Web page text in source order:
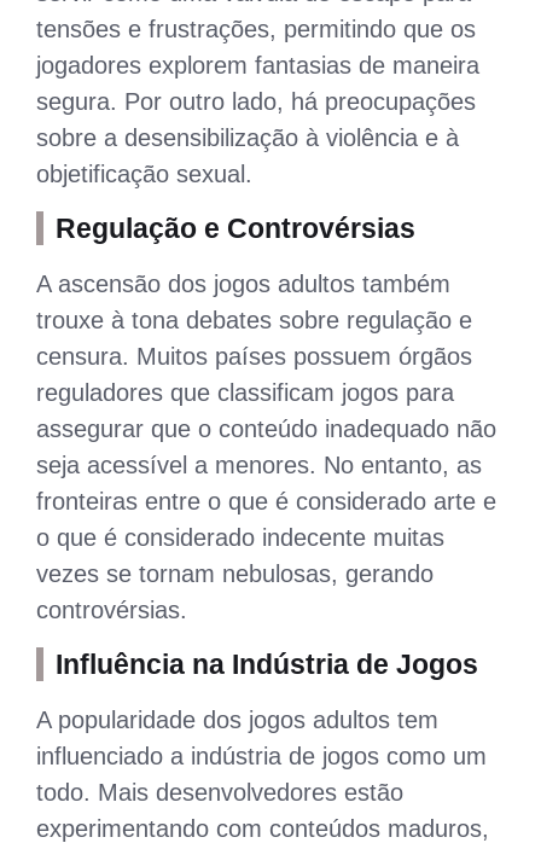
tensões e frustrações, permitindo que os
jogadores explorem fantasias de maneira
segura. Por outro lado, há preocupações
sobre a desensibilização à violência e à
objetificação sexual.
Regulação e Controvérsias
A ascensão dos jogos adultos também
trouxe à tona debates sobre regulação e
censura. Muitos países possuem órgãos
reguladores que classificam jogos para
assegurar que o conteúdo inadequado não
seja acessível a menores. No entanto, as
fronteiras entre o que é considerado arte e
o que é considerado indecente muitas
vezes se tornam nebulosas, gerando
controvérsias.
Influência na Indústria de Jogos
A popularidade dos jogos adultos tem
influenciado a indústria de jogos como um
todo. Mais desenvolvedores estão
experimentando com conteúdos maduros,